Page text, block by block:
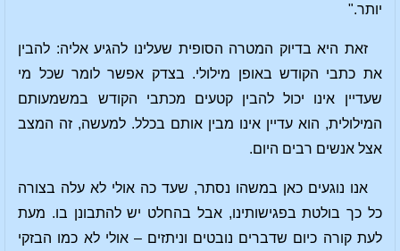
יותר."
זאת היא בדיוק המטרה הסופית שעלינו להגיע אליה: להבין
את כתבי הקודש באופן מילולי. בצדק אפשר לומר שכל מי
שעדיין אינו יכול להבין קטעים מכתבי הקודש במשמעותם
המילולית, הוא עדיין אינו מבין אותם בכלל. למעשה, זה המצב
אצל אנשים רבים היום.
אנו נוגעים כאן במשהו נסתר, שעד כה אולי לא עלה בצורה
כל כך בולטת בפגישותינו, אבל בהחלט יש להתבונן בו. מעת
לעת קורה כיום שדברים נובטים וניתזים – אולי לא כמו הבזקי